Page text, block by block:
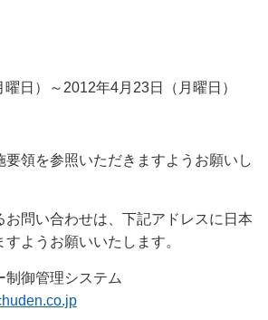
日）～2012年4月23日（月曜日）
要領を参照いただきますようお願いし
お問い合わせは、下記アドレスに日本
ようお願いいたします。
制御管理システム